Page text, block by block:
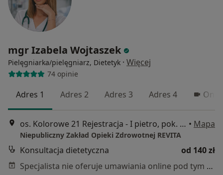
mgr Izabela Wojtaszek
Pielęgniarka/pielęgniarz, Dietetyk · Więcej
74 opinie
Adres 1 Adres 2 Adres 3 Adres 4
os. Kolorowe 21 Rejestracja - I pietro, pok. 238, Kraków • Mapa
Niepubliczny Zakład Opieki Zdrowotnej REVITA
Konsultacja dietetyczna
od 140 zł
Specjalista nie oferuje umawiania online pod tym adresem.